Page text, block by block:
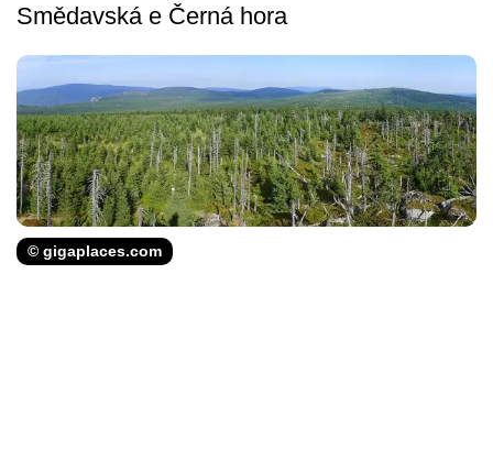
Smědavská e Černá hora
© gigaplaces.com